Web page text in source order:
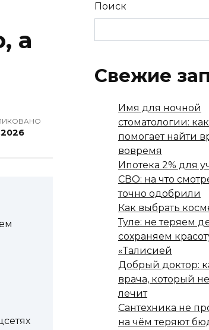
а
Поиск
Свежие
Имя для ночной
стоматологии:
помогает найти
вовремя
Ипотека 2% для
СВО: на что
точно одобрили
Как выбрать
Туле: не теряем
сохраняем
«Талисией
Добрый доктор:
врача, который
лечит
Сантехника не
на чём теряют